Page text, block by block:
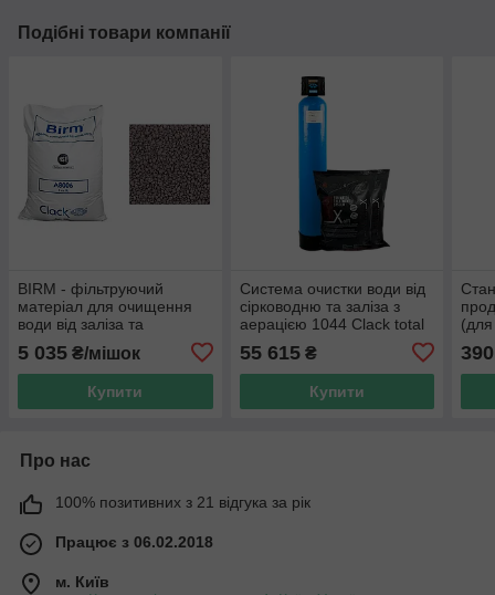
Подібні товари компанії
BIRM - фільтруючий
матеріал для очищення
води від заліза та
марганцю (28,3 л) (ціна з
ПДВ)
5 035 ₴/мішок
Купити
Система очистки води від
сірководню та заліза з
аерацією 1044 Clack total
55 615₴
Купити
(для
Про нас
100% позитивних з 21 відгука за рік
Працює з 06.02.2018
м. Київ